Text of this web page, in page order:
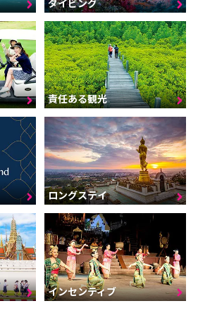
責任ある観光
ロングステイ
インセンティブ